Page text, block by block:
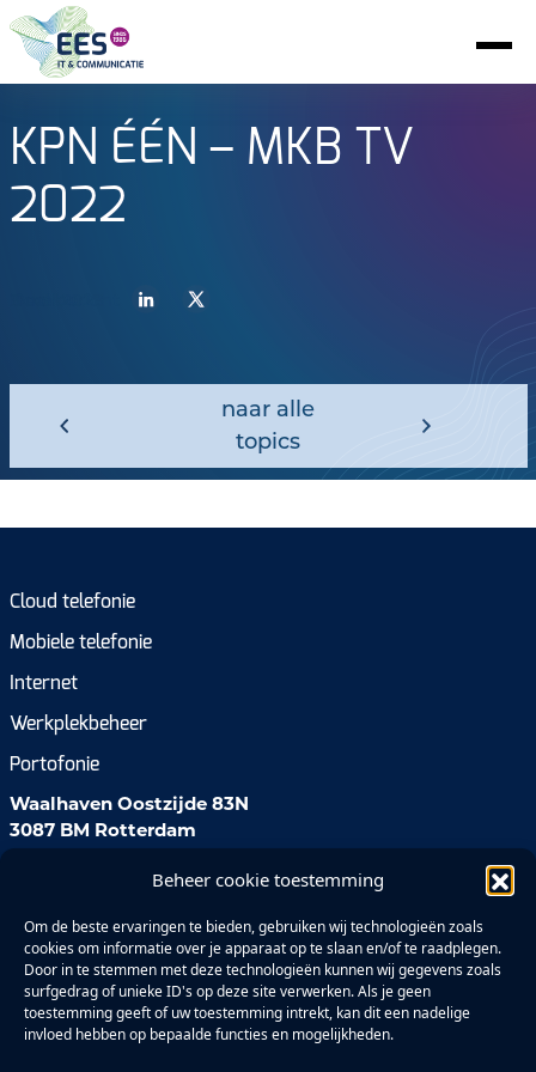
Beheer cookie toestemming
Om de beste ervaringen te bieden, gebruiken wij technologieën zoals
cookies om informatie over je apparaat op te slaan en/of te raadplegen.
Door in te stemmen met deze technologieën kunnen wij gegevens zoals
surfgedrag of unieke ID's op deze site verwerken. Als je geen
toestemming geeft of uw toestemming intrekt, kan dit een nadelige
invloed hebben op bepaalde functies en mogelijkheden.
KPN ÉÉN – MKB TV
2022
naar alle
topics
Cloud telefonie
Mobiele telefonie
Internet
Werkplekbeheer
Portofonie
Waalhaven Oostzijde 83N
3087 BM Rotterdam